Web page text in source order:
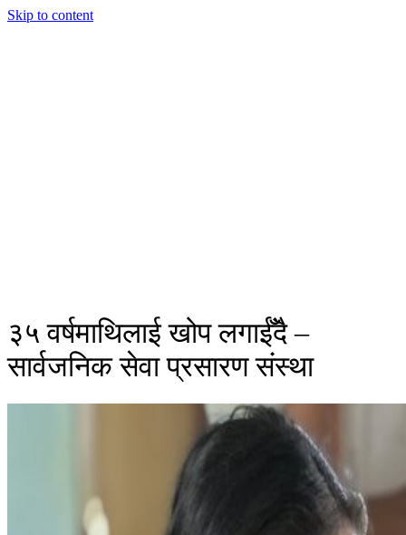
Skip to content
३५ वर्षमाथिलाई खोप लगाईँदै –
सार्वजनिक सेवा प्रसारण संस्था